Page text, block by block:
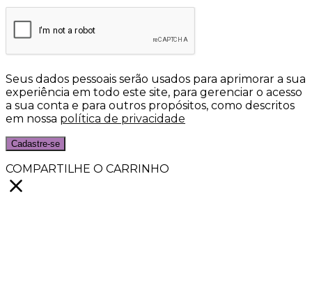
Seus dados pessoais serão usados para aprimorar a sua
experiência em todo este site, para gerenciar o acesso
a sua conta e para outros propósitos, como descritos
em nossa política de privacidade
Cadastre-se
COMPARTILHE O CARRINHO